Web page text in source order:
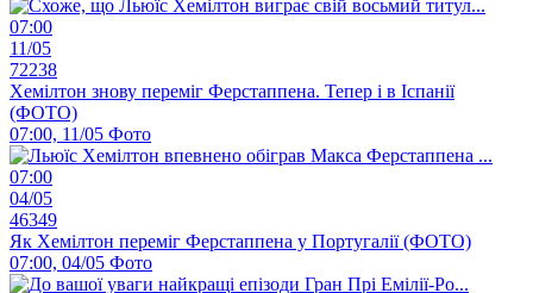
07:00
11/05
72238
Хемілтон знову переміг Ферстаппена. Тепер і в Іспанії
(ФОТО)
07:00, 11/05 Фото
07:00
04/05
46349
Як Хемілтон переміг Ферстаппена у Португалії (ФОТО)
07:00, 04/05 Фото